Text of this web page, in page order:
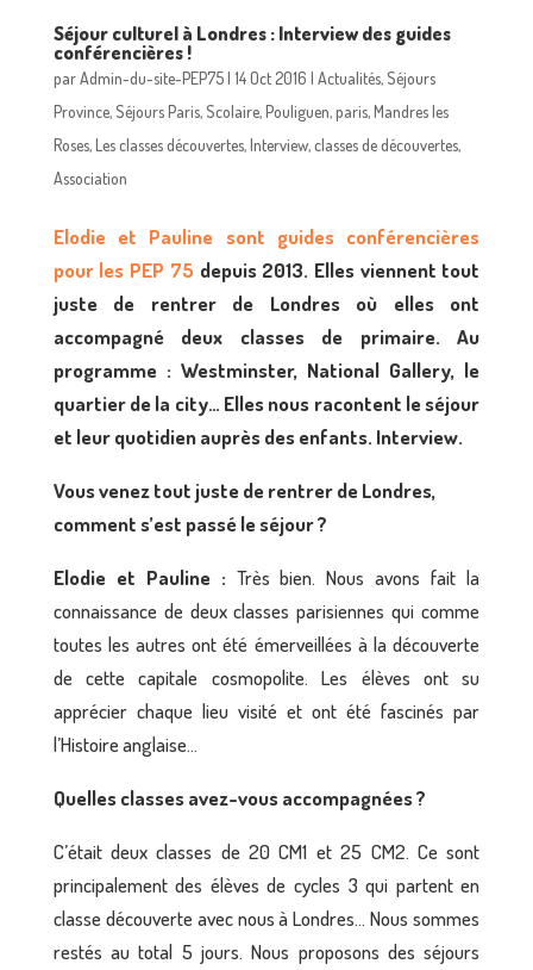
Séjour culturel à Londres : Interview des guides
conférencières !
parAdmin-du-site-PEP75| 14 Oct 2016 | Actualités, Séjours
Province, Séjours Paris, Scolaire,Pouliguen,paris,Mandres les
Roses,Les classes découvertes,Interview,classes de découvertes,
Association
Elodie et Pauline sont guides conférencières
pour les PEP 75 depuis 2013. Elles viennent tout
juste de rentrer de Londres où elles ont
accompagné deux classes de primaire. Au
programme : Westminster, National Gallery, le
quartier de la city… Elles nous racontent le séjour
et leur quotidien auprès des enfants. Interview.
Vous venez tout juste de rentrer de Londres,
comment s’est passé le séjour ?
Elodie et Pauline : Très bien. Nous avons fait la
connaissance de deux classes parisiennes qui comme
toutes les autres ont été émerveillées à la découverte
de cette capitale cosmopolite. Les élèves ont su
apprécier chaque lieu visité et ont été fascinés par
l’Histoire anglaise…
Quelles classes avez-vous accompagnées ?
C’était deux classes de 20 CM1 et 25 CM2. Ce sont
principalement des élèves de cycles 3 qui partent en
classe découverte avec nous à Londres… Nous sommes
restés au total 5 jours. Nous proposons des séjours